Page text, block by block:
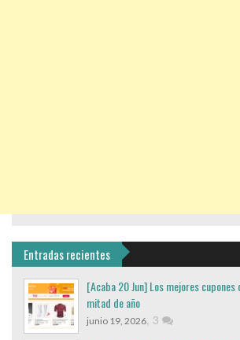
Entradas recientes
[Acaba 20 Jun] Los mejores cupones
mitad de año
junio 19, 2026, 3